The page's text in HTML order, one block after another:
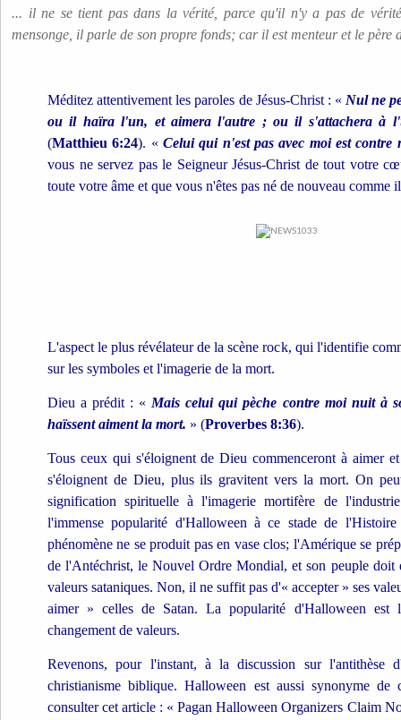
... il ne se tient pas dans la vérité, parce qu'il n'y a pas de
mensonge, il parle de son propre fonds; car il est menteur et le père
Méditez attentivement les paroles de Jésus-Christ : « Nul ne
ou il haïra l'un, et aimera l'autre ; ou il s'attachera à
(Matthieu 6:24). «Celui qui n'est pas avec moi est contre
vous ne servez pas le Seigneur Jésus-Christ de tout votre
toute votre âme et que vous n'êtes pas né de nouveau comme
L'aspect le plus révélateur de la scène rock, qui l'identifie
sur les symboles et l'imagerie de la mort.
Dieu a prédit : « Mais celui qui pèche contre moi nuit à
haïssent aiment la mort. » (Proverbes 8:36).
Tous ceux qui s'éloignent de Dieu commenceront à aimer
s'éloignent de Dieu, plus ils gravitent vers la mort. On
signification spirituelle à l'imagerie mortifère de
l'immense popularité d'Halloween à ce stade de
phénomène ne se produit pas en vase clos; l'Amérique se
de l'Antéchrist, le Nouvel Ordre Mondial, et son peuple doit
valeurs sataniques. Non, il ne suffit pas d'« accepter » ses
aimer » celles de Satan. La popularité d'Halloween est
changement de valeurs.
Revenons, pour l'instant, à la discussion sur l'antithèse
christianisme biblique. Halloween est aussi synonyme
consulter cet article : « Pagan Halloween Organizers Claim